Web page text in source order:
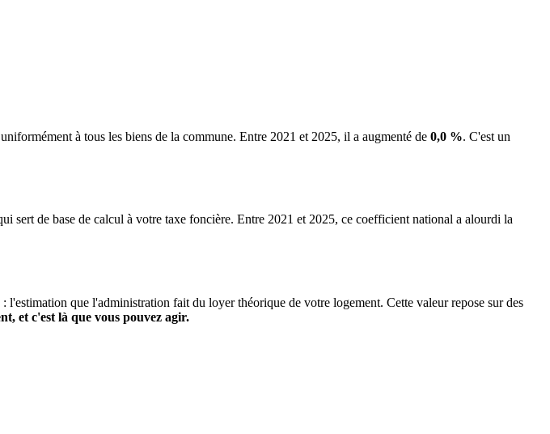
à tous les biens de la commune. Entre 2021 et 2025, il a augmenté de 0,0 %. C'est un
sert de base de calcul à votre taxe foncière. Entre 2021 et 2025, ce coefficient national a alourdi la
l'estimation que l'administration fait du loyer théorique de votre logement. Cette valeur repose sur des
et c'est là que vous pouvez agir.